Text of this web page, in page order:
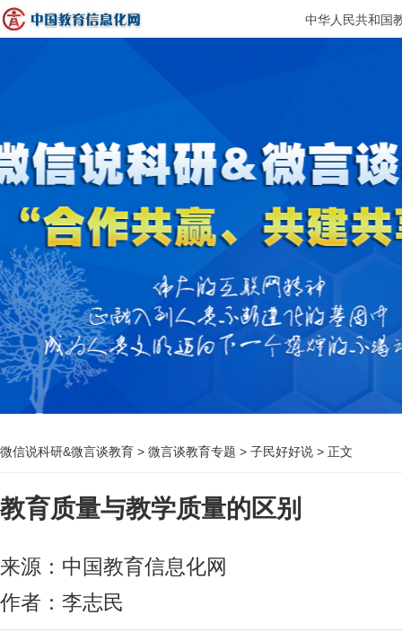
中华人民共和国
微信说科研&微言谈教育 > 微言谈教育专题 > 子民好好说 > 正文
教育质量与教学质量的区别
来源：中国教育信息化网
作者：李志民